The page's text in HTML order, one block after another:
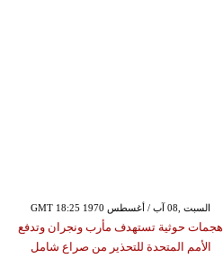
GMT 18:25 1970 السبت ,08 آب / أغسطس
هجمات حوثية تستهدف مأرب ونجران وتدفع
الأمم المتحدة للتحذير من صراع شامل